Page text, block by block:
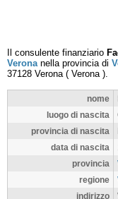
Il consulente finanziario
Veronanella provincia di
37128 Verona( Verona).
nome
luogo di nascita
provincia di nascita
data di nascita
provincia
regione
indirizzo